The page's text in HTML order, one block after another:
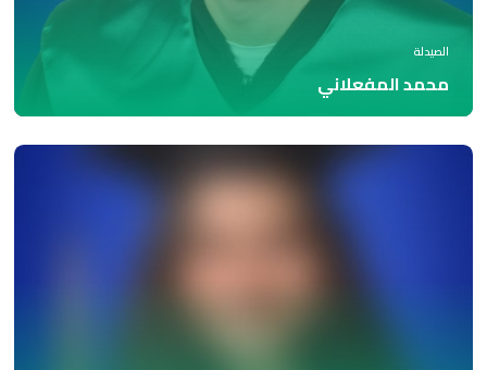
الصيدلة
محمد المفعلاني